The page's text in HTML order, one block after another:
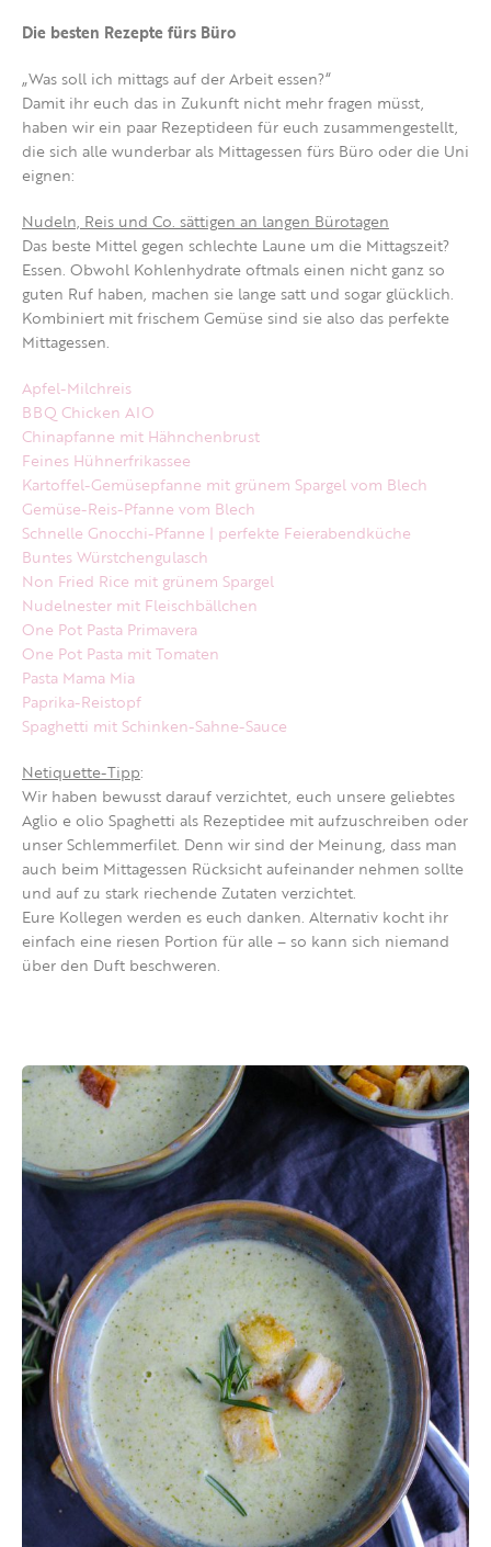
Die besten Rezepte fürs Büro
„Was soll ich mittags auf der Arbeit essen?“
Damit ihr euch das in Zukunft nicht mehr fragen müsst,
haben wir ein paar Rezeptideen für euch zusammengestellt,
die sich alle wunderbar als Mittagessen fürs Büro oder die Uni
eignen:
Nudeln, Reis und Co. sättigen an langen Bürotagen
Das beste Mittel gegen schlechte Laune um die Mittagszeit?
Essen. Obwohl Kohlenhydrate oftmals einen nicht ganz so
guten Ruf haben, machen sie lange satt und sogar glücklich.
Kombiniert mit frischem Gemüse sind sie also das perfekte
Mittagessen.
Apfel-Milchreis
BBQ Chicken AIO
Chinapfanne mit Hähnchenbrust
Feines Hühnerfrikassee
Kartoffel-Gemüsepfanne mit grünem Spargel vom Blech
Gemüse-Reis-Pfanne vom Blech
Schnelle Gnocchi-Pfanne | perfekte Feierabendküche
Buntes Würstchengulasch
Non Fried Rice mit grünem Spargel
Nudelnester mit Fleischbällchen
One Pot Pasta Primavera
One Pot Pasta mit Tomaten
Pasta Mama Mia
Paprika-Reistopf
Spaghetti mit Schinken-Sahne-Sauce
Netiquette-Tipp:
Wir haben bewusst darauf verzichtet, euch unsere geliebtes
Aglio e olio Spaghetti als Rezeptidee mit aufzuschreiben oder
unser Schlemmerfilet. Denn wir sind der Meinung, dass man
auch beim Mittagessen Rücksicht aufeinander nehmen sollte
und auf zu stark riechende Zutaten verzichtet.
Eure Kollegen werden es euch danken. Alternativ kocht ihr
einfach eine riesen Portion für alle – so kann sich niemand
über den Duft beschweren.